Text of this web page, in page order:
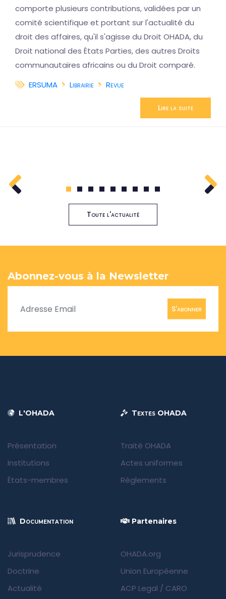
comporte plusieurs contributions, validées par un
comité scientifique et portant sur l'actualité du
droit des affaires, qu'il s'agisse du Droit OHADA, du
Droit national des États Parties, des autres Droits
communautaires africains ou du Droit comparé.
ERSUMA
Librairie Revue
Lire la suite
1 2 3 4 5 6 7 8 9
Toute l'actualité
Abonnez-vous à la Newsletter
S'abonner
L'OHADA
Présentation
Institutions
États-membres
Textes OHADA
Traité OHADA
Actes uniformes
Règlements
Documentation
Jurisprudence
Doctrine
Actualité
Partenaires
OHADA.org
Union Européenne
ACP Legal / CARO